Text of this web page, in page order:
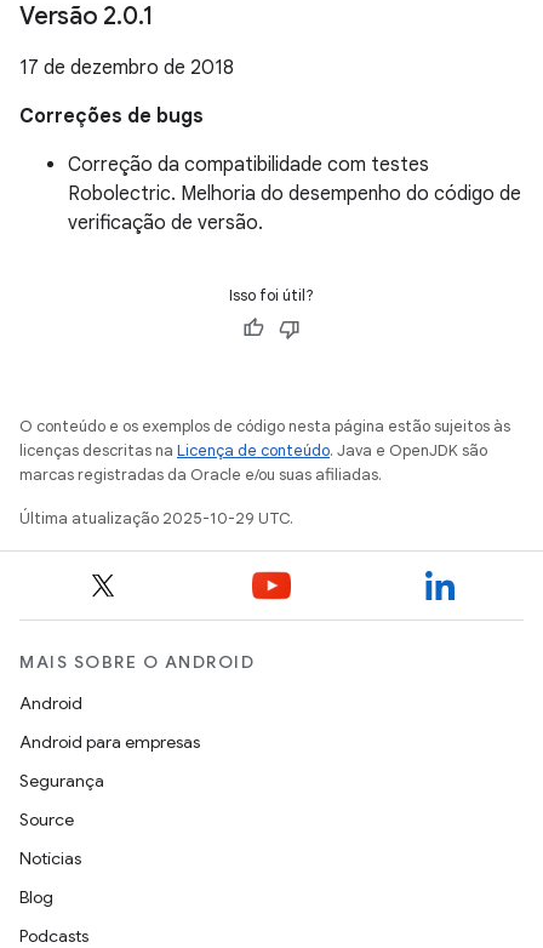
Versão 2.0.1
17 de dezembro de 2018
Correções de bugs
Correção da compatibilidade com testes
Robolectric. Melhoria do desempenho do código de
verificação de versão.
Isso foi útil?
O conteúdo e os exemplos de código nesta página estão sujeitos às
licenças descritas na Licença de conteúdo. Java e OpenJDK são
marcas registradas da Oracle e/ou suas afiliadas.
Última atualização 2025-10-29 UTC.
MAIS SOBRE O ANDROID
Android
Android para empresas
Segurança
Source
Notícias
Blog
Podcasts